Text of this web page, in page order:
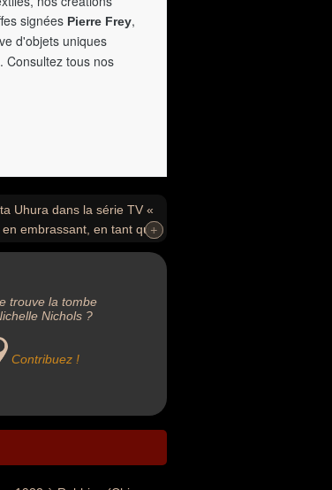
signées Pierre Frey,
d'objets uniques
Consultez tous nos
Uhura dans la série TV «
embrassant, en tant que
+
+
trouve la tombe
Nichols ?
Contribuez !